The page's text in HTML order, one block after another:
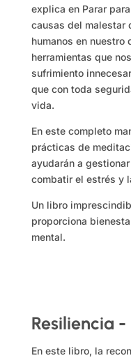
explica en Parar
causas del malestar
humanos en nuestro
herramientas que
sufrimiento
que con toda
vida.
En este completo
prácticas de
ayudarán a
combatir el estrés y
Un libro
proporciona
mental.
Resiliencia
En este libro, la